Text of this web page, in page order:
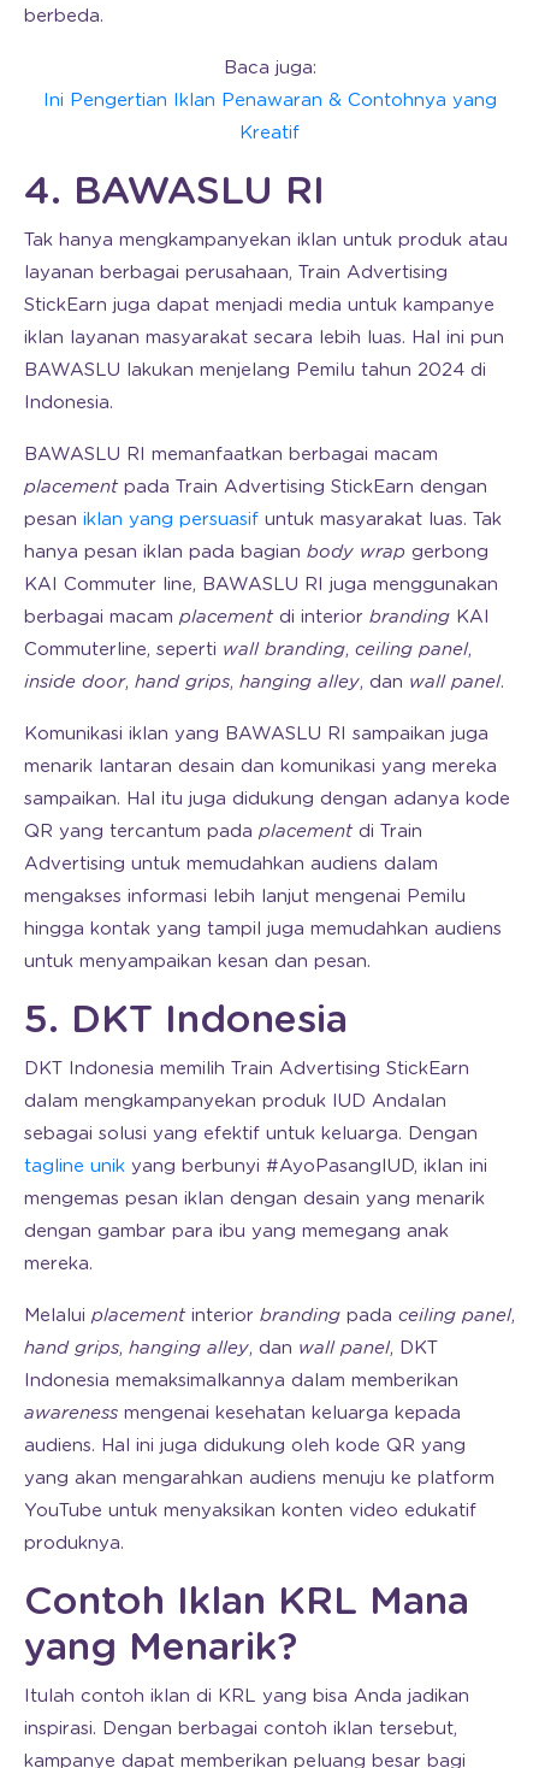
berbeda.
Baca juga:
Ini Pengertian Iklan Penawaran & Contohnya yang
Kreatif
4. BAWASLU RI
Tak hanya mengkampanyekan iklan untuk produk atau
layanan berbagai perusahaan, Train Advertising
StickEarn juga dapat menjadi media untuk kampanye
iklan layanan masyarakat secara lebih luas. Hal ini pun
BAWASLU lakukan menjelang Pemilu tahun 2024 di
Indonesia.
BAWASLU RI memanfaatkan berbagai macam
placementpada Train Advertising StickEarn dengan
pesan iklan yang persuasif untuk masyarakat luas. Tak
hanya pesan iklan pada bagian body wrap gerbong
KAI Commuter line, BAWASLU RI juga menggunakan
berbagai macam placementdi interior branding KAI
Commuterline, seperti wall branding, ceiling panel,
inside door, hand grips, hanging alley, dan wall panel.
Komunikasi iklan yang BAWASLU RI sampaikan juga
menarik lantaran desain dan komunikasi yang mereka
sampaikan. Hal itu juga didukung dengan adanya kode
QR yang tercantum pada placementdi Train
Advertising untuk memudahkan audiens dalam
mengakses informasi lebih lanjut mengenai Pemilu
hingga kontak yang tampil juga memudahkan audiens
untuk menyampaikan kesan dan pesan.
5. DKT Indonesia
DKT Indonesia memilih Train Advertising StickEarn
dalam mengkampanyekan produk IUD Andalan
sebagai solusi yang efektif untuk keluarga. Dengan
tagline unik yang berbunyi #AyoPasangIUD, iklan ini
mengemas pesan iklan dengan desain yang menarik
dengan gambar para ibu yang memegang anak
mereka.
Melalui placementinterior branding pada ceiling panel,
hand grips, hanging alley, dan wall panel, DKT
Indonesia memaksimalkannya dalam memberikan
awareness mengenai kesehatan keluarga kepada
audiens. Hal ini juga didukung oleh kode QR yang
yang akan mengarahkan audiens menuju ke platform
YouTube untuk menyaksikan konten video edukatif
produknya.
Contoh Iklan KRL Mana
yang Menarik?
Itulah contoh iklan di KRL yang bisa Anda jadikan
inspirasi. Dengan berbagai contoh iklan tersebut,
kampanye dapat memberikan peluang besar bagi